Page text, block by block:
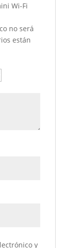
Wi-Fi
no será
están
y